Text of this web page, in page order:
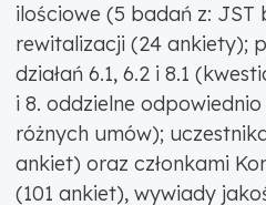
ilościowe (5 badań z: JST
rewitalizacji (24 ankiety);
działań 6.1, 6.2 i 8.1
i 8. oddzielne
różnych umów);
ankiet) oraz członkami
(101 ankiet), wywiady